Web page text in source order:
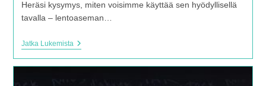
Heräsi kysymys, miten voisimme käyttää sen hyödyllisellä
tavalla – lentoaseman…
Jatka LukemistaPäivä